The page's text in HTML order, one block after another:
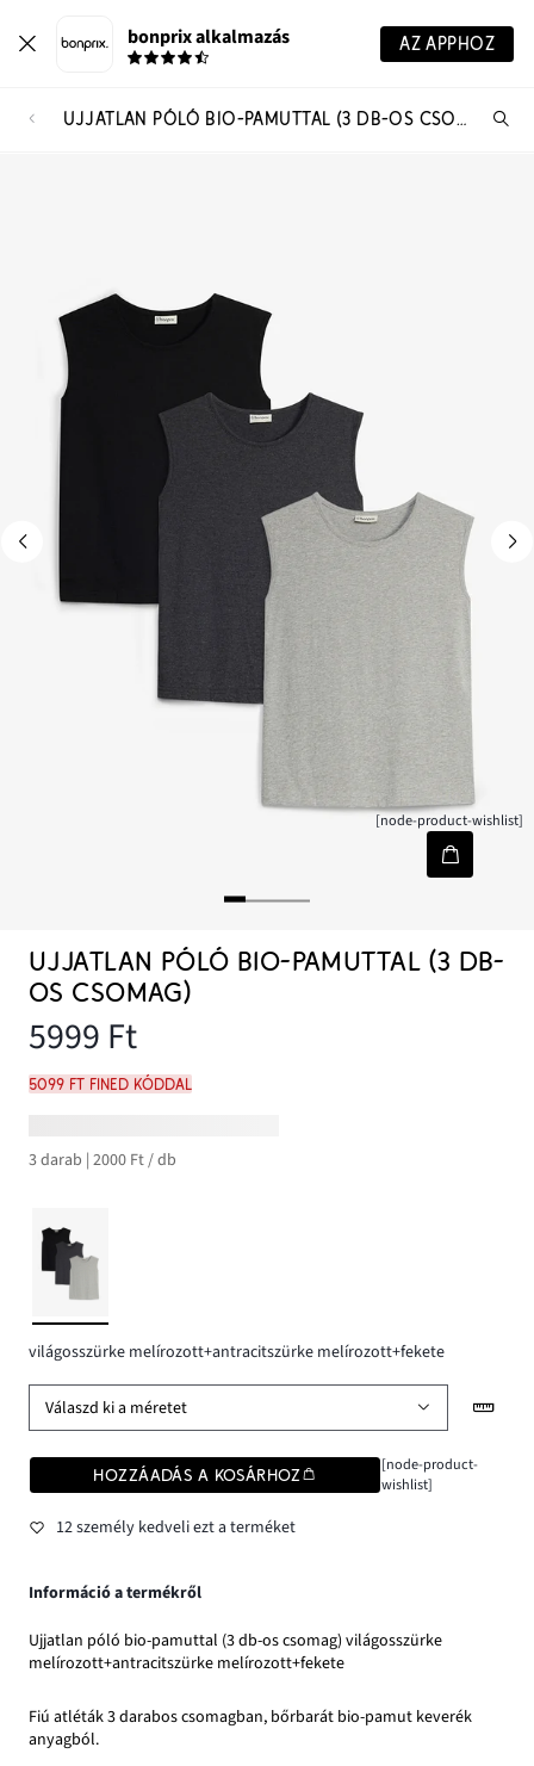
bonprix alkalmazás AZ APPHOZ
UJJATLAN PÓLÓ BIO-PAMUTTAL (3 DB-OS CSOMAG)
[node-product-wishlist]
UJJATLAN PÓLÓ BIO-PAMUTTAL (3 DB-
OS CSOMAG)
5999 Ft
5099 Ft FINED kóddal
3 darab | 2000 Ft / db
világosszürke melírozott+antracitszürke melírozott+fekete
Válaszd ki a méretet
HOZZÁADÁS A KOSÁRHOZ
[node-product-
wishlist]
12 személy kedveli ezt a terméket
Információ a termékről
Ujjatlan póló bio-pamuttal (3 db-os csomag) világosszürke
melírozott+antracitszürke melírozott+fekete
Fiú atléták 3 darabos csomagban, bőrbarát bio-pamut keverék
anyagból.